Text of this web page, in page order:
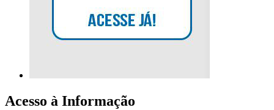
Acesso à Informação